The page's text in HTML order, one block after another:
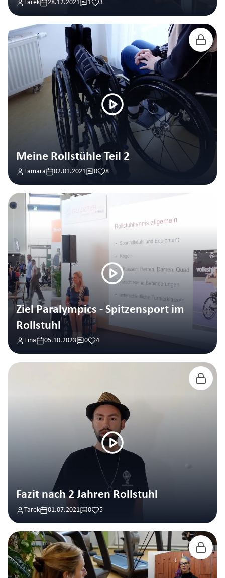
Tarek 28.12.2021 1 3
Meine Rollstühle Teil 2
Tamara 02.01.2021 0 8
Ziel Paralympics - Spitzensport im
Rollstuhl
Tina 05.10.2023 0 4
Fazit nach 2 Jahren Rollstuhl
Tarek 01.07.2021 0 5